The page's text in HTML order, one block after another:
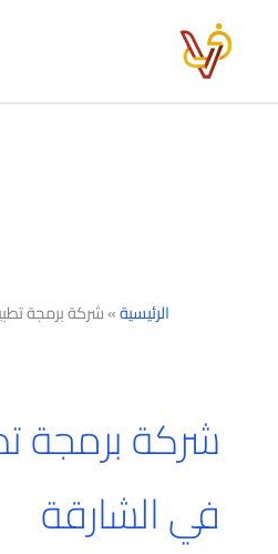
الرئيسية»شركة برمجة
شركة برمجة
في الشارقة